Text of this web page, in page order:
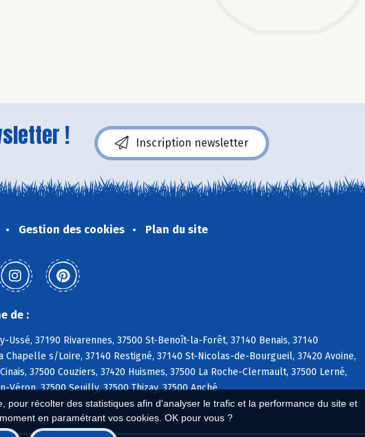
récolter des statistiques afin d'analyser le trafic et la performance du site et
en paramétrant vos cookies. OK pour vous ?
! Inscription newsletter
Gestion des cookies Plan du site
de :
37190 Rivarennes, 37500 St-Benoît-la-Forêt, 37140 Benais, 37140
Chapelle s/Loire, 37140 Restigné, 37140 St-Nicolas-de-Bourgueil, 37420 Avoine,
37500 Couziers, 37420 Huismes, 37500 La Roche-Clermault, 37500 Lerné,
Véron, 37500 Seuilly, 37500 Thizay, 37500 Anché